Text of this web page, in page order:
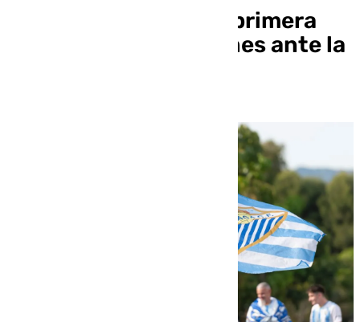
El Málaga jugará por primera
vez en el curso un lunes ante la